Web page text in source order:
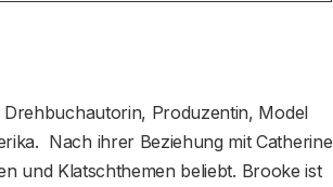
Produzentin, Model
Nach ihrer Beziehung mit Catherine
und Klatschthemen beliebt. Brooke ist